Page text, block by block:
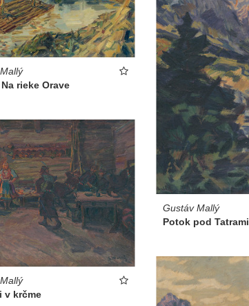
rieke Orave
Gustáv Mallý
Potok pod Tatrami
v krčme